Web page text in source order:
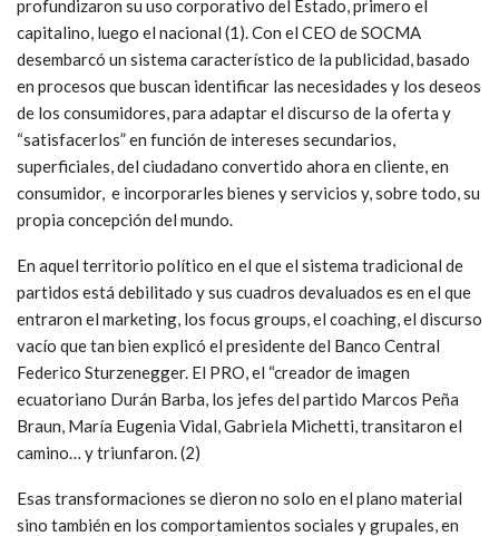
profundizaron su uso corporativo del Estado, primero el
capitalino, luego el nacional (1). Con el CEO de SOCMA
desembarcó un sistema característico de la publicidad, basado
en procesos que buscan identificar las necesidades y los deseos
de los consumidores, para adaptar el discurso de la oferta y
“satisfacerlos” en función de intereses secundarios,
superficiales, del ciudadano convertido ahora en cliente, en
consumidor, e incorporarles bienes y servicios y, sobre todo, su
propia concepción del mundo.
En aquel territorio político en el que el sistema tradicional de
partidos está debilitado y sus cuadros devaluados es en el que
entraron el marketing, los focus groups, el coaching, el discurso
vacío que tan bien explicó el presidente del Banco Central
Federico Sturzenegger. El PRO, el “creador de imagen
ecuatoriano Durán Barba, los jefes del partido Marcos Peña
Braun, María Eugenia Vidal, Gabriela Michetti, transitaron el
camino… y triunfaron. (2)
Esas transformaciones se dieron no solo en el plano material
sino también en los comportamientos sociales y grupales, en